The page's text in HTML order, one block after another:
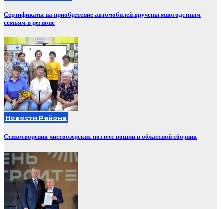
Сертификаты на приобретение автомобилей вручены многодетным
семьям в регионе
Новости Района
Стихотворения чистоозерских поэтесс вошли в областной сборник